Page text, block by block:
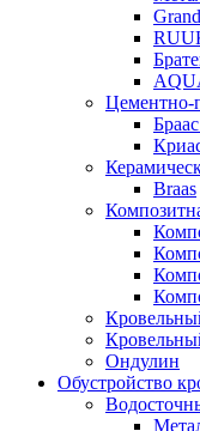
Цементно-
Braas
Ондулин
Обустройство